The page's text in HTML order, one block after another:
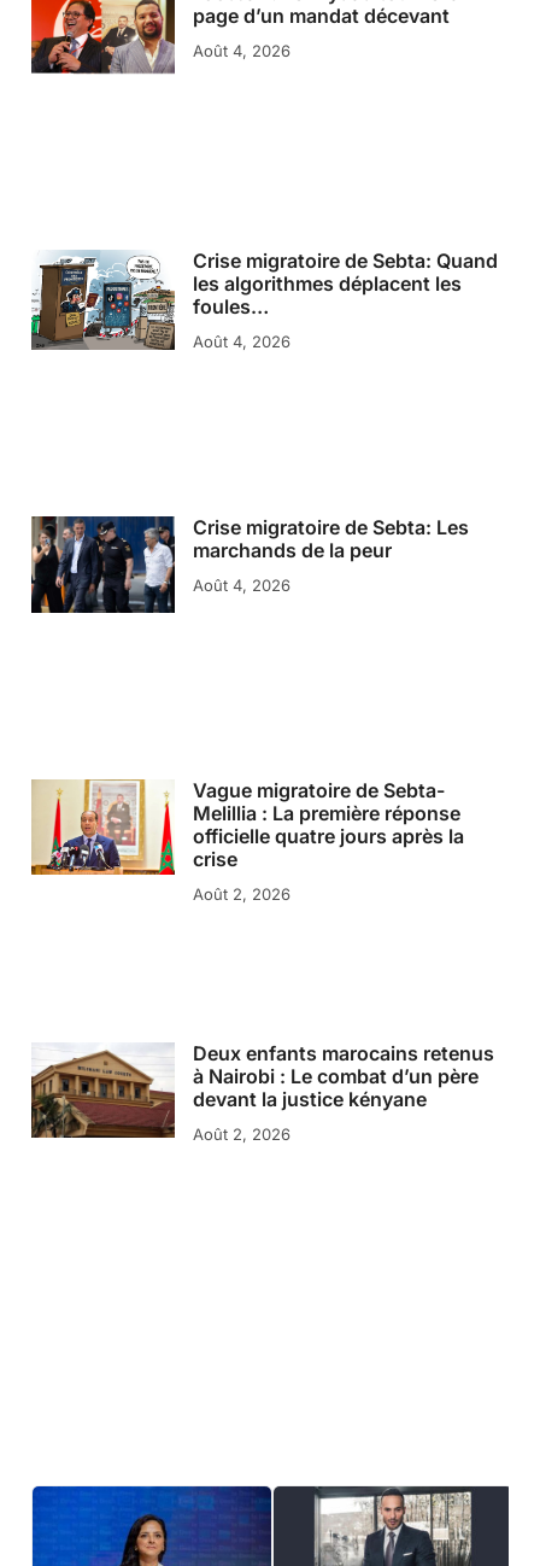
page d’un mandat décevant
Août 4, 2026
Crise migratoire de Sebta: Quand
les algorithmes déplacent les
foules…
Août 4, 2026
Crise migratoire de Sebta: Les
marchands de la peur
Août 4, 2026
Vague migratoire de Sebta-
Melillia : La première réponse
officielle quatre jours après la
crise
Août 2, 2026
Deux enfants marocains retenus
à Nairobi : Le combat d’un père
devant la justice kényane
Août 2, 2026